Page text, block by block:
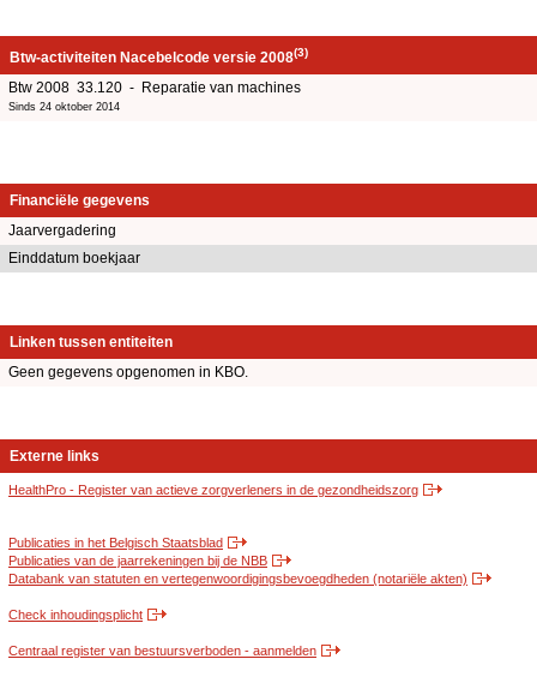
Btw-activiteiten Nacebelcode versie 2008(3)
Btw 2008 33.120 - Reparatie van machines
Sinds 24 oktober 2014
Financiële gegevens
Jaarvergadering
Einddatum boekjaar
Linken tussen entiteiten
Geen gegevens opgenomen in KBO.
Externe links
HealthPro - Register van actieve zorgverleners in de gezondheidszorg
Publicaties in het Belgisch Staatsblad
Publicaties van de jaarrekeningen bij de NBB
Databank van statuten en vertegenwoordigingsbevoegdheden (notariële akten)
Check inhoudingsplicht
Centraal register van bestuursverboden - aanmelden